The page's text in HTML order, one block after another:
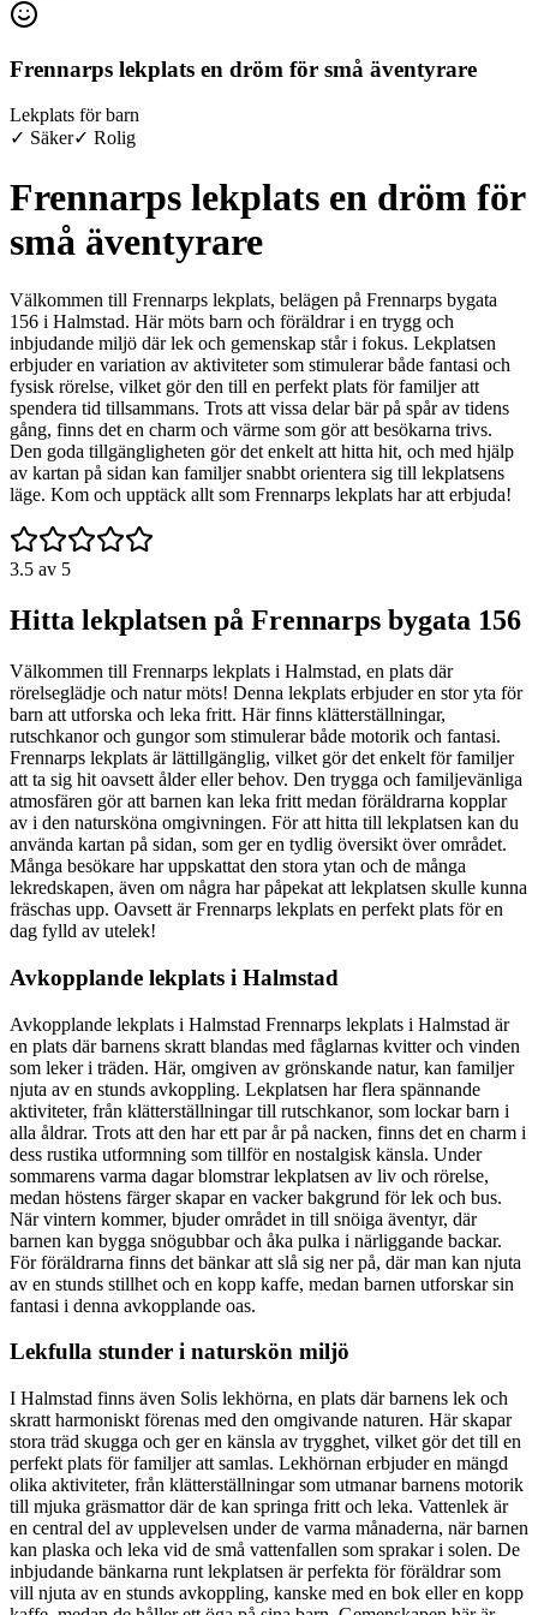
Frennarps lekplats en dröm för små äventyrare
Lekplats för barn
✓ Säker✓ Rolig
Frennarps lekplats en dröm för
små äventyrare
Välkommen till Frennarps lekplats, belägen på Frennarps bygata
156 i Halmstad. Här möts barn och föräldrar i en trygg och
inbjudande miljö där lek och gemenskap står i fokus. Lekplatsen
erbjuder en variation av aktiviteter som stimulerar både fantasi och
fysisk rörelse, vilket gör den till en perfekt plats för familjer att
spendera tid tillsammans. Trots att vissa delar bär på spår av tidens
gång, finns det en charm och värme som gör att besökarna trivs.
Den goda tillgängligheten gör det enkelt att hitta hit, och med hjälp
av kartan på sidan kan familjer snabbt orientera sig till lekplatsens
läge. Kom och upptäck allt som Frennarps lekplats har att erbjuda!
3.5 av 5
Hitta lekplatsen på Frennarps bygata 156
Välkommen till Frennarps lekplats i Halmstad, en plats där
rörelseglädje och natur möts! Denna lekplats erbjuder en stor yta för
barn att utforska och leka fritt. Här finns klätterställningar,
rutschkanor och gungor som stimulerar både motorik och fantasi.
Frennarps lekplats är lättillgänglig, vilket gör det enkelt för familjer
att ta sig hit oavsett ålder eller behov. Den trygga och familjevänliga
atmosfären gör att barnen kan leka fritt medan föräldrarna kopplar
av i den natursköna omgivningen. För att hitta till lekplatsen kan du
använda kartan på sidan, som ger en tydlig översikt över området.
Många besökare har uppskattat den stora ytan och de många
lekredskapen, även om några har påpekat att lekplatsen skulle kunna
fräschas upp. Oavsett är Frennarps lekplats en perfekt plats för en
dag fylld av utelek!
Avkopplande lekplats i Halmstad
Avkopplande lekplats i Halmstad Frennarps lekplats i Halmstad är
en plats där barnens skratt blandas med fåglarnas kvitter och vinden
som leker i träden. Här, omgiven av grönskande natur, kan familjer
njuta av en stunds avkoppling. Lekplatsen har flera spännande
aktiviteter, från klätterställningar till rutschkanor, som lockar barn i
alla åldrar. Trots att den har ett par år på nacken, finns det en charm i
dess rustika utformning som tillför en nostalgisk känsla. Under
sommarens varma dagar blomstrar lekplatsen av liv och rörelse,
medan höstens färger skapar en vacker bakgrund för lek och bus.
När vintern kommer, bjuder området in till snöiga äventyr, där
barnen kan bygga snögubbar och åka pulka i närliggande backar.
För föräldrarna finns det bänkar att slå sig ner på, där man kan njuta
av en stunds stillhet och en kopp kaffe, medan barnen utforskar sin
fantasi i denna avkopplande oas.
Lekfulla stunder i naturskön miljö
I Halmstad finns även Solis lekhörna, en plats där barnens lek och
skratt harmoniskt förenas med den omgivande naturen. Här skapar
stora träd skugga och ger en känsla av trygghet, vilket gör det till en
perfekt plats för familjer att samlas. Lekhörnan erbjuder en mängd
olika aktiviteter, från klätterställningar som utmanar barnens motorik
till mjuka gräsmattor där de kan springa fritt och leka. Vattenlek är
en central del av upplevelsen under de varma månaderna, när barnen
kan plaska och leka vid de små vattenfallen som sprakar i solen. De
inbjudande bänkarna runt lekplatsen är perfekta för föräldrar som
vill njuta av en stunds avkoppling, kanske med en bok eller en kopp